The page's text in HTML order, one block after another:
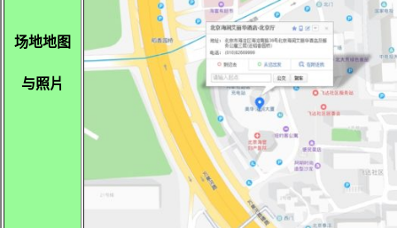
场地地图
与照片